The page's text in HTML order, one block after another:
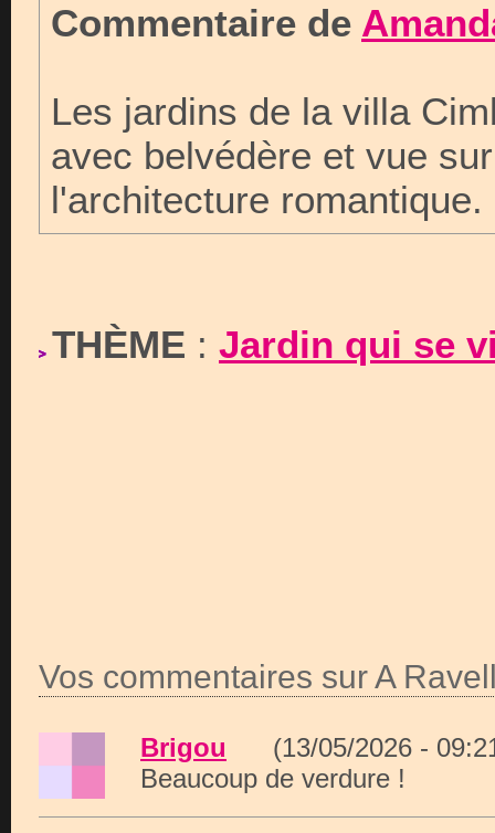
Commentaire de
Les jardins de la villa
avec belvédère et vue
l'architecture romantique.
THÈME : Jardin qui se
Vos commentaires sur A
Brigou (13/05/2026 -
Beaucoup de verdure !